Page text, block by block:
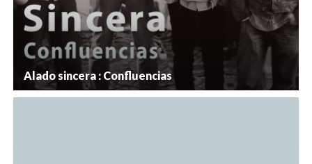
Alado sincera : Confluencias